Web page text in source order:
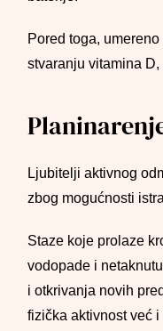
Pored toga,
stvaranju vitamina
Ljubitelji aktivnog
zbog mogućnosti
Staze koje prolaze
vodopade i
i otkrivanja novih
fizička aktivnost već